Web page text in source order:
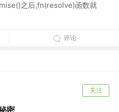
之后,fn(resolve)函数就
评论
关注